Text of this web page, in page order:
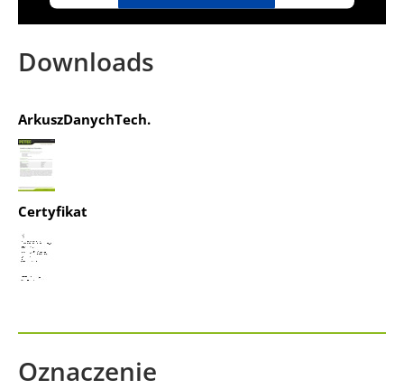
powered byUsercentrics Consent
Downloads
ArkuszDanychTech.
Certyfikat
Oznaczenie